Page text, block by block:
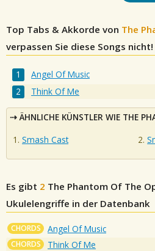
Top Tabs & Akkorde von The
verpassen Sie diese Songs nicht!
Angel Of Music
Think Of Me
ÄHNLICHE KÜNSTLER WIE THE
Smash Cast
Es gibt 2 The Phantom Of The
Ukulelengriffe in der Datenbank
CHORDS Angel Of Music
CHORDS Think Of Me